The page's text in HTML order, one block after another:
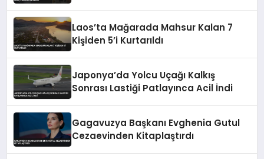
Laos’ta Mağarada Mahsur Kalan 7
Kişiden 5’i Kurtarıldı
Japonya’da Yolcu Uçağı Kalkış
Sonrası Lastiği Patlayınca Acil İndi
Gagavuzya Başkanı Evghenia Gutul
Cezaevinden Kitaplaştırdı